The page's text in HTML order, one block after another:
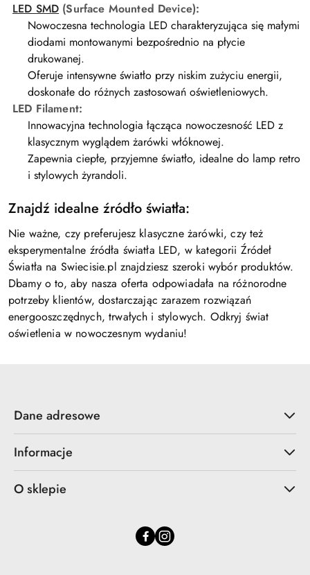
LED SMD (Surface Mounted Device):
Nowoczesna technologia LED charakteryzująca się małymi
diodami montowanymi bezpośrednio na płycie
drukowanej.
Oferuje intensywne światło przy niskim zużyciu energii,
doskonałe do różnych zastosowań oświetleniowych.
LED Filament:
Innowacyjna technologia łącząca nowoczesność LED z
klasycznym wyglądem żarówki włóknowej.
Zapewnia ciepłe, przyjemne światło, idealne do lamp retro
i stylowych żyrandoli.
Znajdź idealne źródło światła:
Nie ważne, czy preferujesz klasyczne żarówki, czy też
eksperymentalne źródła światła LED, w kategorii Źródeł
Światła na Swiecisie.pl znajdziesz szeroki wybór produktów.
Dbamy o to, aby nasza oferta odpowiadała na różnorodne
potrzeby klientów, dostarczając zarazem rozwiązań
energooszczędnych, trwałych i stylowych. Odkryj świat
oświetlenia w nowoczesnym wydaniu!
Dane adresowe
Informacje
O sklepie